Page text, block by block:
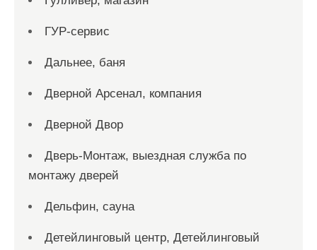
ГУР-сервис
Дальнее, баня
Дверной Арсенал, компания
Дверной Двор
Дверь-Монтаж, выездная служба по
монтажу дверей
Дельфин, сауна
Детейлинговый центр, Детейлинговый